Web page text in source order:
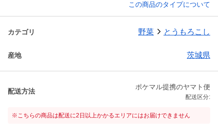
この商品のタイプについて
カテゴリ 野菜 とうもろこし
産地 茨城県
配送方法
ポケマル提携のヤマト便
配送区分:
※こちらの商品は配送に2日以上かかるエリアにはお届けできません